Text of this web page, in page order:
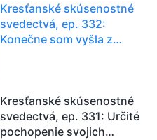
Kresťanské skúsenostné
svedectvá, ep. 332:
Konečne som vyšla z
Kresťanské skúsenostné
svedectvá, ep. 331: Určité
pochopenie svojich